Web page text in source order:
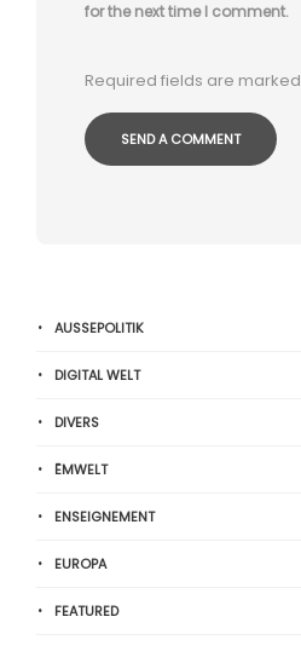
for the next time I comment.
Required fields are marked
AUSSEPOLITIK
DIGITAL WELT
DIVERS
ËMWELT
ENSEIGNEMENT
EUROPA
FEATURED